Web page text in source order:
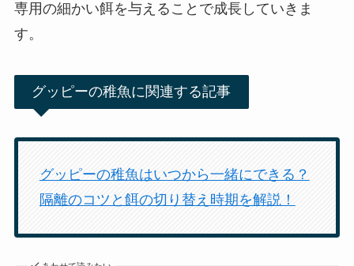
専用の細かい餌を与えることで成長していきま
す。
グッピーの稚魚に関連する記事
グッピーの稚魚はいつから一緒にできる？
隔離のコツと餌の切り替え時期を解説！